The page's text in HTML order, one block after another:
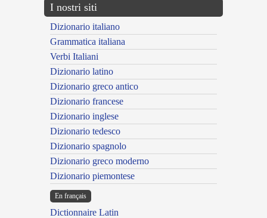
I nostri siti
Dizionario italiano
Grammatica italiana
Verbi Italiani
Dizionario latino
Dizionario greco antico
Dizionario francese
Dizionario inglese
Dizionario tedesco
Dizionario spagnolo
Dizionario greco moderno
Dizionario piemontese
En français
Dictionnaire Latin